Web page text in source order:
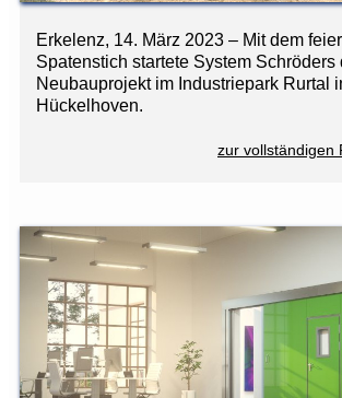
Erkelenz, 14. März 2023 – Mit dem
Spatenstich startete System Schröders
Neubauprojekt im Industriepark Rurtal
Hückelhoven.
zur vollständigen